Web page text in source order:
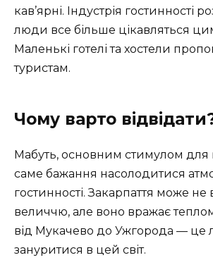
кав’ярні. Індустрія гостинності
люди все більше цікавляться
Маленькі готелі та хостели
туристам.
Чому варто
Мабуть, основним стимулом для
саме бажання насолодитися
гостинності. Закарпаття може
величчю, але воно вражає
від Мукачево до Ужгорода — це
зануритися в цей світ.